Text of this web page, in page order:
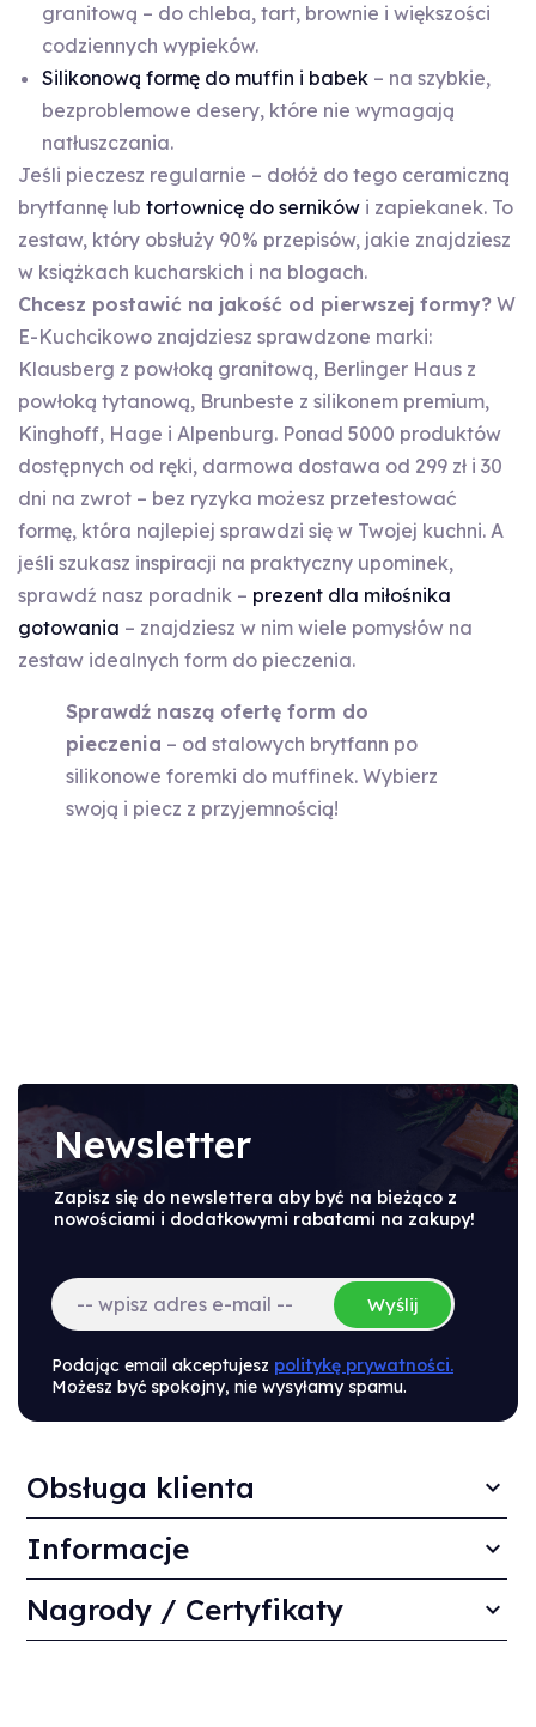
granitową – do chleba, tart, brownie i większości
codziennych wypieków.
Silikonową formę do muffin i babek – na szybkie,
bezproblemowe desery, które nie wymagają
natłuszczania.
Jeśli pieczesz regularnie – dołóż do tego ceramiczną
brytfannę lub tortownicę do serników i zapiekanek. To
zestaw, który obsłuży 90% przepisów, jakie znajdziesz
w książkach kucharskich i na blogach.
Chcesz postawić na jakość od pierwszej formy? W
E-Kuchcikowo znajdziesz sprawdzone marki:
Klausberg z powłoką granitową, Berlinger Haus z
powłoką tytanową, Brunbeste z silikonem premium,
Kinghoff, Hage i Alpenburg. Ponad 5000 produktów
dostępnych od ręki, darmowa dostawa od 299 zł i 30
dni na zwrot – bez ryzyka możesz przetestować
formę, która najlepiej sprawdzi się w Twojej kuchni. A
jeśli szukasz inspiracji na praktyczny upominek,
sprawdź nasz poradnik – prezent dla miłośnika
gotowania – znajdziesz w nim wiele pomysłów na
zestaw idealnych form do pieczenia.
Sprawdź naszą ofertę form do
pieczenia – od stalowych brytfann po
silikonowe foremki do muffinek. Wybierz
swoją i piecz z przyjemnością!
Newsletter
Zapisz się do newslettera aby być na bieżąco z
nowościami i dodatkowymi rabatami na zakupy!
Wyślij
Podając email akceptujesz politykę prywatności.
Możesz być spokojny, nie wysyłamy spamu.
Obsługa klienta
Informacje
Nagrody / Certyfikaty